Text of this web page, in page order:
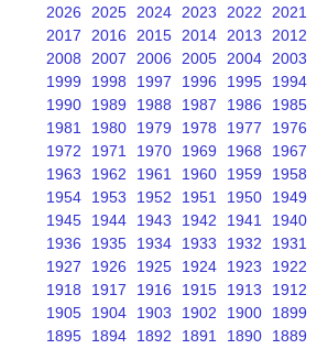
2026 2025 2024 2023 2022 2021
2017
2016 2015 2014 2013 2012
2008
2007 2006 2005 2004 2003
1999
1998 1997 1996 1995 1994
1990
1989 1988 1987 1986 1985
1981
1980 1979 1978 1977 1976
1972
1971 1970 1969 1968 1967
1963
1962 1961 1960 1959 1958
1954
1953 1952 1951 1950 1949
1945
1944 1943 1942 1941 1940
1936
1935 1934 1933 1932 1931
1927
1926 1925 1924 1923 1922
1918
1917 1916 1915 1913 1912
1905
1904 1903 1902 1900 1899
1895
1894 1892 1891 1890 1889